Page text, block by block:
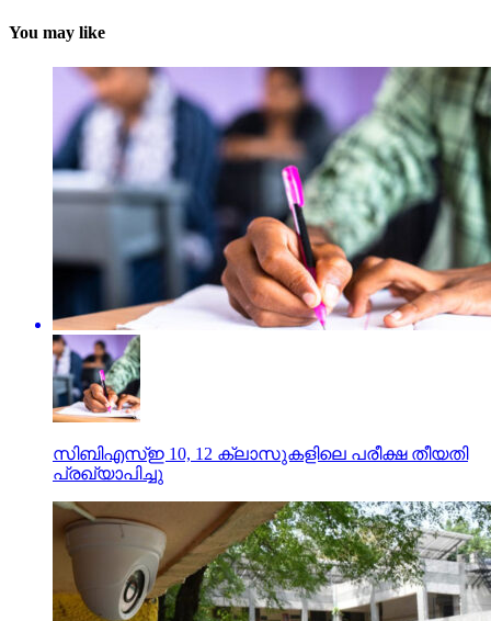
You may like
സിബിഎസ്ഇ 10, 12 ക്ലാസുകളിലെ പരീക്ഷ തീയതി
പ്രഖ്യാപിച്ചു